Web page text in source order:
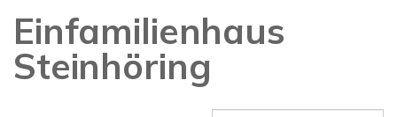
Einfamilienhaus
Steinhöring